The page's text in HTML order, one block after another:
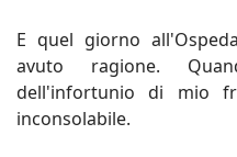
E quel giorno
avuto ragione.
dell'infortunio di mio
inconsolabile.